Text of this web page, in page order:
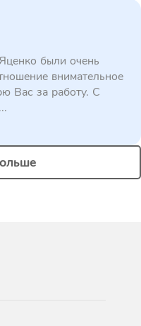
были очень
внимательное
Вас за работу. С